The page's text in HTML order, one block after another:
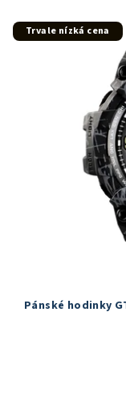
Trvale nízká cena
Pánské hodinky